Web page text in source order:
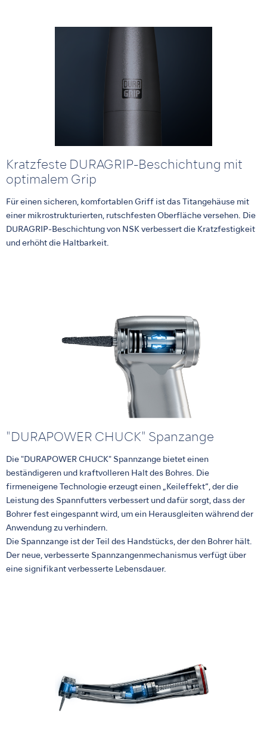
Kratzfeste DURAGRIP-Beschichtung mit
optimalem Grip
Für einen sicheren, komfortablen Griff ist das Titangehäuse mit
einer mikrostrukturierten, rutschfesten Oberfläche versehen. Die
DURAGRIP-Beschichtung von NSK verbessert die Kratzfestigkeit
und erhöht die Haltbarkeit.
"DURAPOWER CHUCK" Spanzange
Die "DURAPOWER CHUCK" Spannzange bietet einen
beständigeren und kraftvolleren Halt des Bohres. Die
firmeneigene Technologie erzeugt einen „Keileffekt“, der die
Leistung des Spannfutters verbessert und dafür sorgt, dass der
Bohrer fest eingespannt wird, um ein Herausgleiten während der
Anwendung zu verhindern.
Die Spannzange ist der Teil des Handstücks, der den Bohrer hält.
Der neue, verbesserte Spannzangenmechanismus verfügt über
eine signifikant verbesserte Lebensdauer.